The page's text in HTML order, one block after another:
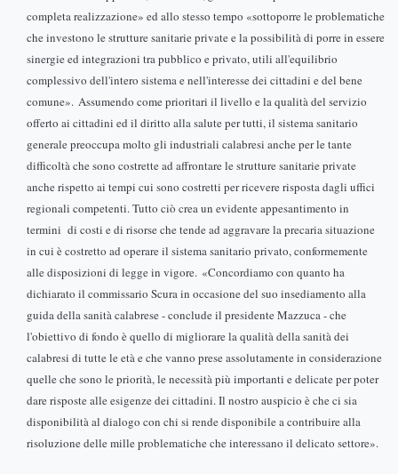
completa realizzazione» ed allo stesso tempo «sottoporre le problematiche
che investono le strutture sanitarie private e la possibilità di porre in essere
sinergie ed integrazioni tra pubblico e privato, utili all'equilibrio
complessivo dell'intero sistema e nell'interesse dei cittadini e del bene
comune». Assumendo come prioritari il livello e la qualità del servizio
offerto ai cittadini ed il diritto alla salute per tutti, il sistema sanitario
generale preoccupa molto gli industriali calabresi anche per le tante
difficoltà che sono costrette ad affrontare le strutture sanitarie private
anche rispetto ai tempi cui sono costretti per ricevere risposta dagli uffici
regionali competenti. Tutto ciò crea un evidente appesantimento in
termini di costi e di risorse che tende ad aggravare la precaria situazione
in cui è costretto ad operare il sistema sanitario privato, conformemente
alle disposizioni di legge in vigore. «Concordiamo con quanto ha
dichiarato il commissario Scura in occasione del suo insediamento alla
guida della sanità calabrese - conclude il presidente Mazzuca - che
l'obiettivo di fondo è quello di migliorare la qualità della sanità dei
calabresi di tutte le età e che vanno prese assolutamente in considerazione
quelle che sono le priorità, le necessità più importanti e delicate per poter
dare risposte alle esigenze dei cittadini. Il nostro auspicio è che ci sia
disponibilità al dialogo con chi si rende disponibile a contribuire alla
risoluzione delle mille problematiche che interessano il delicato settore».